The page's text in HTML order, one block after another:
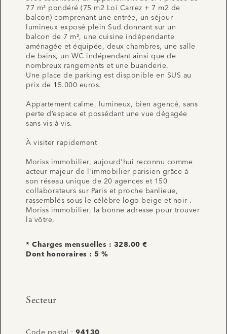
77 m² pondéré (75 m2 Loi Carrez + 7 m2 de
balcon) comprenant une entrée, un séjour
lumineux exposé plein Sud donnant sur un
balcon de 7 m², une cuisine indépendante
aménagée et équipée, deux chambres, une salle
de bains, un WC indépendant ainsi que de
nombreux rangements et une buanderie.
Une place de parking est disponible en SUS au
prix de 15.000 euros.
Appartement calme, lumineux, bien agencé, sans
perte d’espace et possédant une vue dégagée
sans vis à vis.
À visiter rapidement
Moriss immobilier, aujourd'hui reconnu comme
acteur majeur de l'immobilier parisien grâce à
son réseau unique de 20 agences et 150
collaborateurs sur Paris et proche banlieue,
rassemblés sous le célèbre logo beige et noir .
Moriss immobilier, la bonne adresse pour trouver
la vôtre.
* Charges mensuelles : 328.00 €
Dont honoraires : 5 %
Secteur
Code postal : 94130